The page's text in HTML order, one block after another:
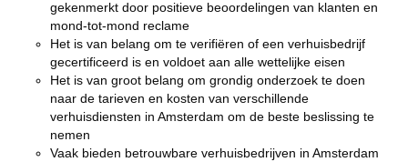
gekenmerkt door positieve beoordelingen van klanten en
mond-tot-mond reclame
Het is van belang om te verifiëren of een verhuisbedrijf
gecertificeerd is en voldoet aan alle wettelijke eisen
Het is van groot belang om grondig onderzoek te doen
naar de tarieven en kosten van verschillende
verhuisdiensten in Amsterdam om de beste beslissing te
nemen
Vaak bieden betrouwbare verhuisbedrijven in Amsterdam